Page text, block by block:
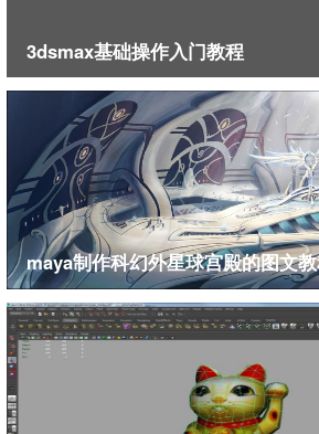
3dsmax基础操作入门教程
maya制作科幻外星球宫殿的图文